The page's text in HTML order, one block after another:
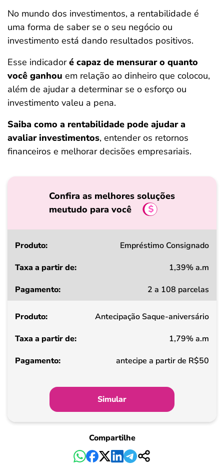
No mundo dos investimentos, a rentabilidade é
uma forma de saber se o seu negócio ou
investimento está dando resultados positivos.
Esse indicadoré capaz de mensurar o quanto
você ganhou em relação ao dinheiro que colocou,
além de ajudar a determinar se o esforço ou
investimento valeu a pena.
Saiba como a rentabilidade pode ajudar a
avaliar investimentos, entender os retornos
financeiros e melhorar decisões empresariais.
Confira as melhores soluções
meutudo para você
Produto
a
de
Pagamento
Empréstimo Consignado
1,39% a.m
2 a 108 parcelas
Antecipação Saque-aniversário
1,79% a.m
antecipe a partir de R$50
Simular
Compartilhe